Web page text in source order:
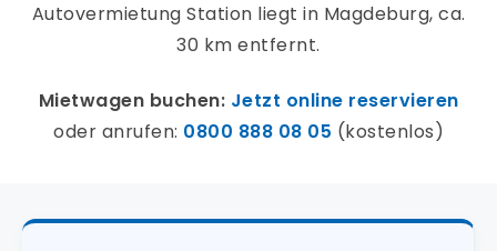
Autovermietung Station liegt in Magdeburg, ca.
30 km entfernt.
Mietwagen buchen: Jetzt online reservieren
oder anrufen: 0800 888 08 05 (kostenlos)